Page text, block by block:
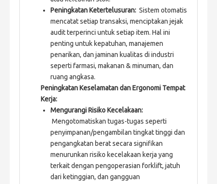
Peningkatan Ketertelusuran: Sistem otomatis
mencatat setiap transaksi, menciptakan jejak
audit terperinci untuk setiap item. Hal ini
penting untuk kepatuhan, manajemen
penarikan, dan jaminan kualitas di industri
seperti farmasi, makanan & minuman, dan
ruang angkasa.
Peningkatan Keselamatan dan Ergonomi Tempat
Kerja:
Mengurangi Risiko Kecelakaan:
Mengotomatiskan tugas-tugas seperti
penyimpanan/pengambilan tingkat tinggi dan
pengangkatan berat secara signifikan
menurunkan risiko kecelakaan kerja yang
terkait dengan pengoperasian forklift, jatuh
dari ketinggian, dan gangguan